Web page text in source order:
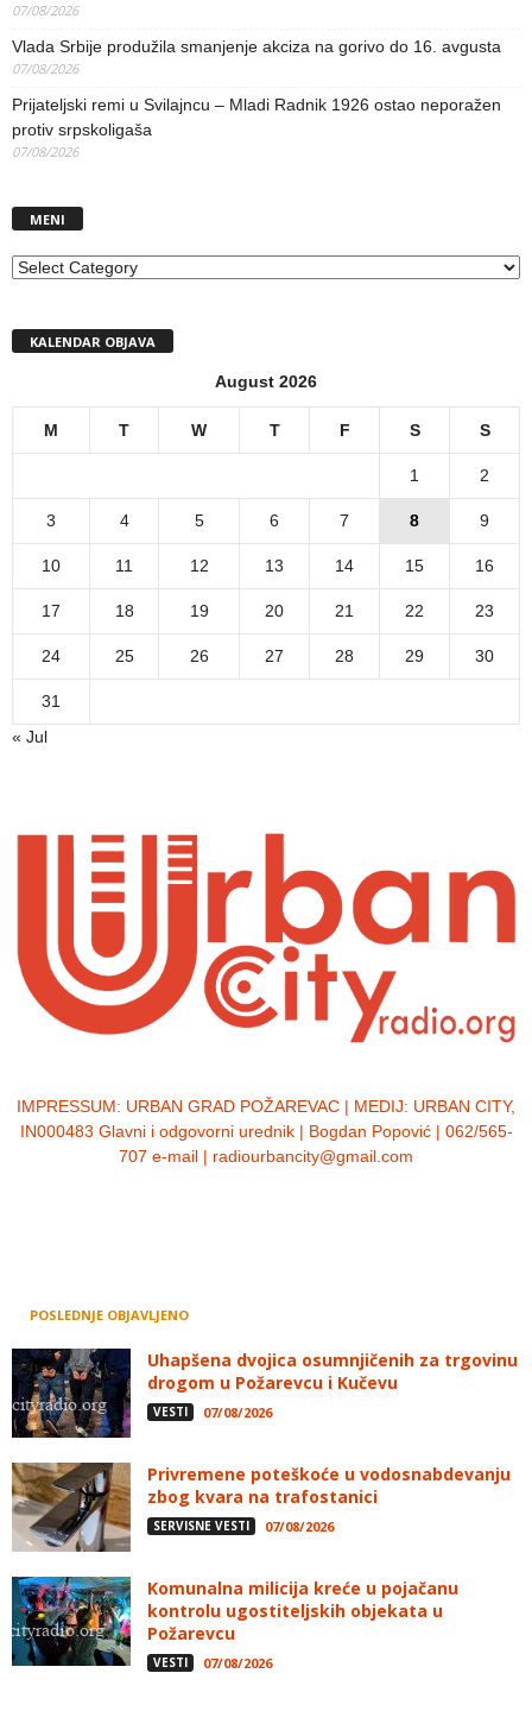
07/08/2026
Vlada Srbije produžila smanjenje akciza na gorivo do 16. avgusta
07/08/2026
Prijateljski remi u Svilajncu – Mladi Radnik 1926 ostao neporažen
protiv srpskoligaša
07/08/2026
MENI
MENI
KALENDAR OBJAVA
August 2026
M T W T F S S
1 2
3 4 5 6 7 8 9
10 11 12 13 14 15 16
17 18 19 20 21 22 23
24 25 26 27 28 29 30
31
« Jul
IMPRESSUM: URBAN GRAD POŽAREVAC | MEDIJ: URBAN CITY,
IN000483 Glavni i odgovorni urednik | Bogdan Popović | 062/565-
707 e-mail | radiourbancity@gmail.com
POSLEDNJE OBJAVLJENO
Uhapšena dvojica osumnjičenih za trgovinu
drogom u Požarevcu i Kučevu
VESTI 07/08/2026
Privremene poteškoće u vodosnabdevanju
zbog kvara na trafostanici
SERVISNE VESTI 07/08/2026
Komunalna milicija kreće u pojačanu
kontrolu ugostiteljskih objekata u
Požarevcu
VESTI 07/08/2026